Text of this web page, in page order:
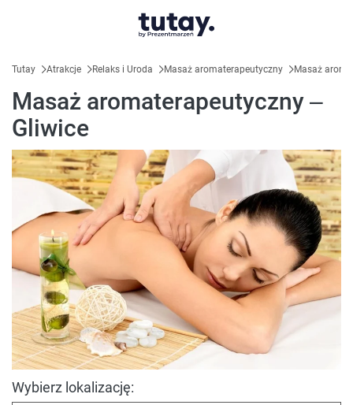
Tutay Atrakcje Relaks i Uroda Masaż aromaterapeutyczny Masaż
Masaż aromaterapeutyczny –
Gliwice
Wybierz lokalizację: